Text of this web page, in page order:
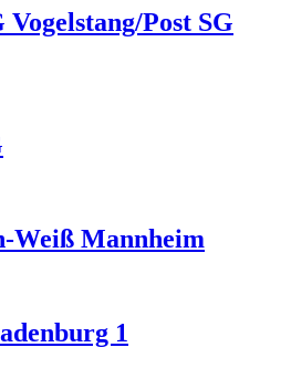
Post SG
Weiß Mannheim
1